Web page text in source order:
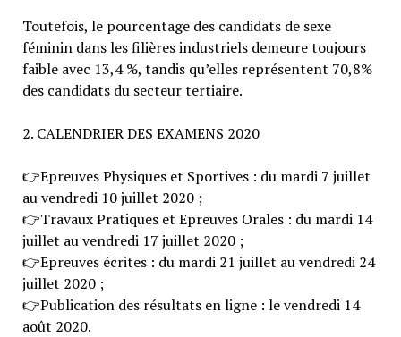
Toutefois, le pourcentage des candidats de sexe
féminin dans les filières industriels demeure toujours
faible avec 13,4 %, tandis qu’elles représentent 70,8%
des candidats du secteur tertiaire.
2. CALENDRIER DES EXAMENS 2020
👉Epreuves Physiques et Sportives : du mardi 7 juillet
au vendredi 10 juillet 2020 ;
👉Travaux Pratiques et Epreuves Orales : du mardi 14
juillet au vendredi 17 juillet 2020 ;
👉Epreuves écrites : du mardi 21 juillet au vendredi 24
juillet 2020 ;
👉Publication des résultats en ligne : le vendredi 14
août 2020.